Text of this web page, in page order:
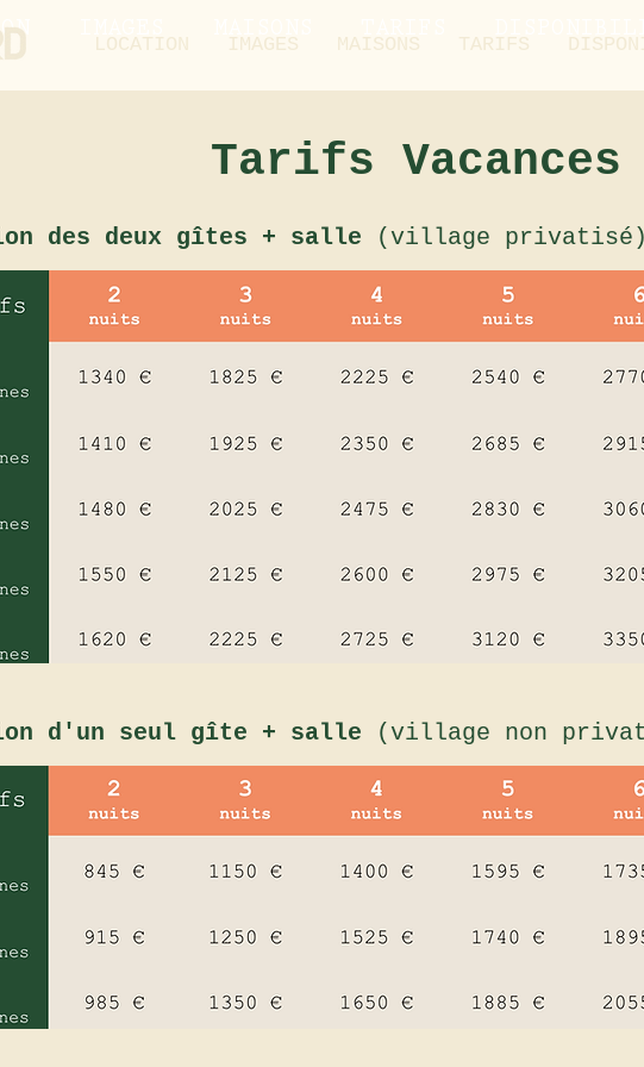
LOCATION IMAGES MAISONS TARIFS
Tarifs Vacances
des deux gîtes + salle (village
d'un seul gîte + salle (village non
IMAGES MAISONS TARIFS